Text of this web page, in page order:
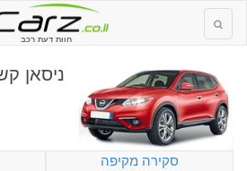
חוות דעת רכב
סקירה מקיפה